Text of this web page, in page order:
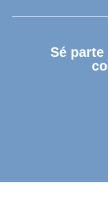
Sé parte